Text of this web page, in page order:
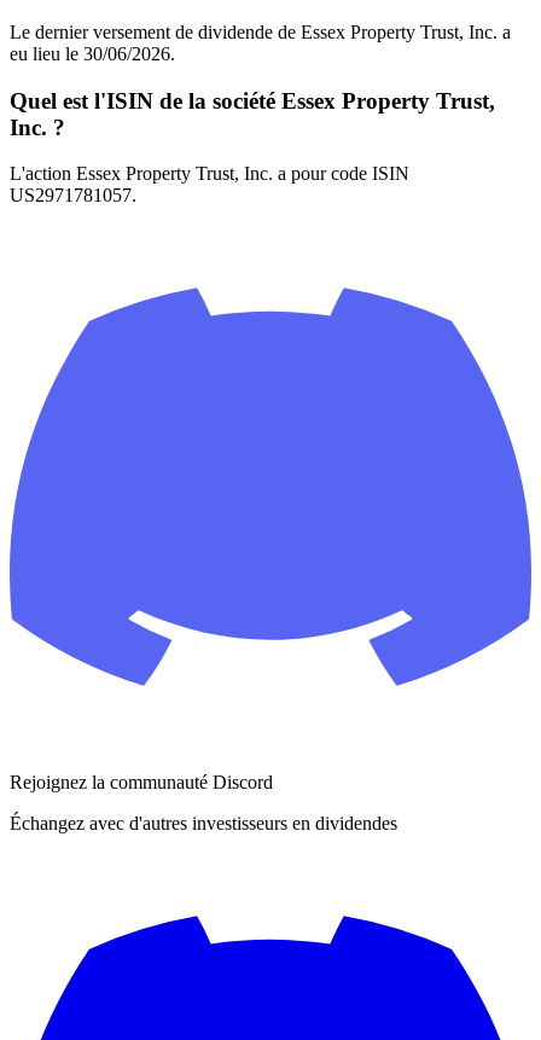
Le dernier versement de dividende de Essex Property Trust, Inc. a
eu lieu le 30/06/2026.
Quel est l'ISIN de la société Essex Property Trust,
Inc. ?
L'action Essex Property Trust, Inc. a pour code ISIN
US2971781057.
Rejoignez la communauté Discord
Échangez avec d'autres investisseurs en dividendes